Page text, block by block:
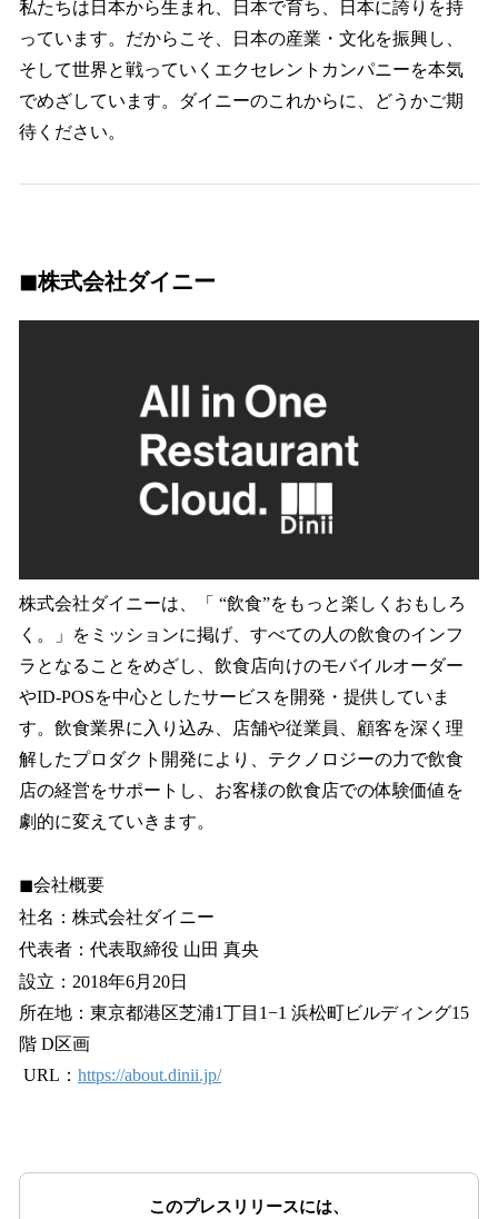
私たちは日本から生まれ、日本で育ち、日本に誇りを持
っています。だからこそ、日本の産業・文化を振興し、
そして世界と戦っていくエクセレントカンパニーを本気
でめざしています。ダイニーのこれからに、どうかご期
待ください。
◼︎株式会社ダイニー
株式会社ダイニーは、「 “飲食”をもっと楽しくおもしろ
く。」をミッションに掲げ、すべての人の飲食のインフ
ラとなることをめざし、飲食店向けのモバイルオーダー
やID-POSを中心としたサービスを開発・提供していま
す。飲食業界に入り込み、店舗や従業員、顧客を深く理
解したプロダクト開発により、テクノロジーの力で飲食
店の経営をサポートし、お客様の飲食店での体験価値を
劇的に変えていきます。
◼︎会社概要
社名：株式会社ダイニー
代表者：代表取締役 山田 真央
設立：2018年6月20日
所在地：東京都港区芝浦1丁目1−1 浜松町ビルディング15
階 D区画
URL： https://about.dinii.jp/
このプレスリリースには、